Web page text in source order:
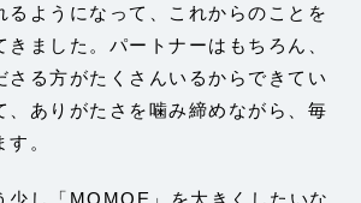
るようになって、これからのことを
ました。パートナーはもちろん、
さる方がたくさんいるからできてい
、ありがたさを噛み締めながら、毎
。
少し「MOMOE」を大きくしたいな